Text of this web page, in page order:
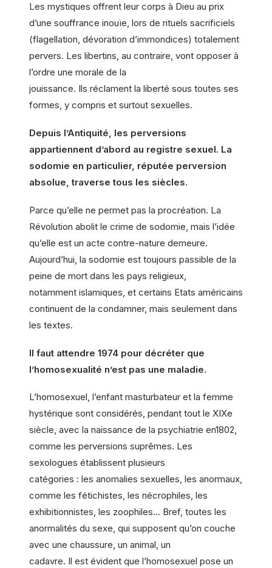
Les mystiques offrent leur corps à Dieu au prix
d’une souffrance inouïe, lors de rituels sacrificiels
(flagellation, dévoration d’immondices) totalement
pervers. Les libertins, au contraire, vont opposer à
l’ordre une morale de la
jouissance. Ils réclament la liberté sous toutes ses
formes, y compris et surtout sexuelles.
Depuis l’Antiquité, les perversions
appartiennent d’abord au registre sexuel. La
sodomie en particulier, réputée perversion
absolue, traverse tous les siècles.
Parce qu’elle ne permet pas la procréation. La
Révolution abolit le crime de sodomie, mais l’idée
qu’elle est un acte contre-nature demeure.
Aujourd’hui, la sodomie est toujours passible de la
peine de mort dans les pays religieux,
notamment islamiques, et certains Etats américains
continuent de la condamner, mais seulement dans
les textes.
Il faut attendre 1974 pour décréter que
l’homosexualité n’est pas une maladie.
L’homosexuel, l’enfant masturbateur et la femme
hystérique sont considérés, pendant tout le XIXe
siècle, avec la naissance de la psychiatrie en1802,
comme les perversions suprêmes. Les
sexologues établissent plusieurs
catégories : les anomalies sexuelles, les anormaux,
comme les fétichistes, les nécrophiles, les
exhibitionnistes, les zoophiles… Bref, toutes les
anormalités du sexe, qui supposent qu’on couche
avec une chaussure, un animal, un
cadavre. Il est évident que l’homosexuel pose un